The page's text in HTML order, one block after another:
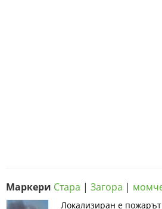
Маркери Стара | Загора |
Локализиран е